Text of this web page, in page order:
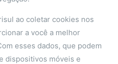
ao coletar cookies nos
a você a melhor
esses dados, que podem
dispositivos móveis e